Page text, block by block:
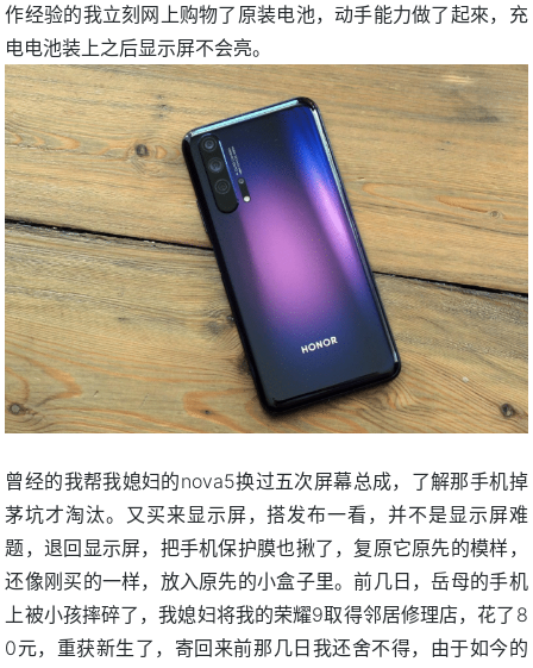
作经验的我立刻网上购物了原装电池，动手能力做了起來，充
电电池装上之后显示屏不会亮。
曾经的我帮我媳妇的nova5换过五次屏幕总成，了解那手机掉
茅坑才淘汰。又买来显示屏，搭发布一看，并不是显示屏难
题，退回显示屏，把手机保护膜也揪了，复原它原先的模样，
还像刚买的一样，放入原先的小盒子里。前几日，岳母的手机
上被小孩摔碎了，我媳妇将我的荣耀9取得邻居修理店，花了8
0元，重获新生了，寄回来前那几日我还舍不得，由于如今的